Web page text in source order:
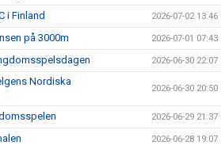
i Finland 2026-07-02 13:46
på 3000m 2026-07-01 07:43
2026-06-30 22:07
Nordiska
2026-06-30 20:50
2026-06-29 21:37
2026-06-28 19:07